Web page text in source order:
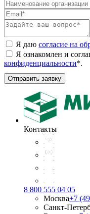
Я даю согласие на
Я ознакомлен и
конфиденциальности*.
Отправить заявку
Контакты
8 800 555 04 05
Москва+7
Санкт-